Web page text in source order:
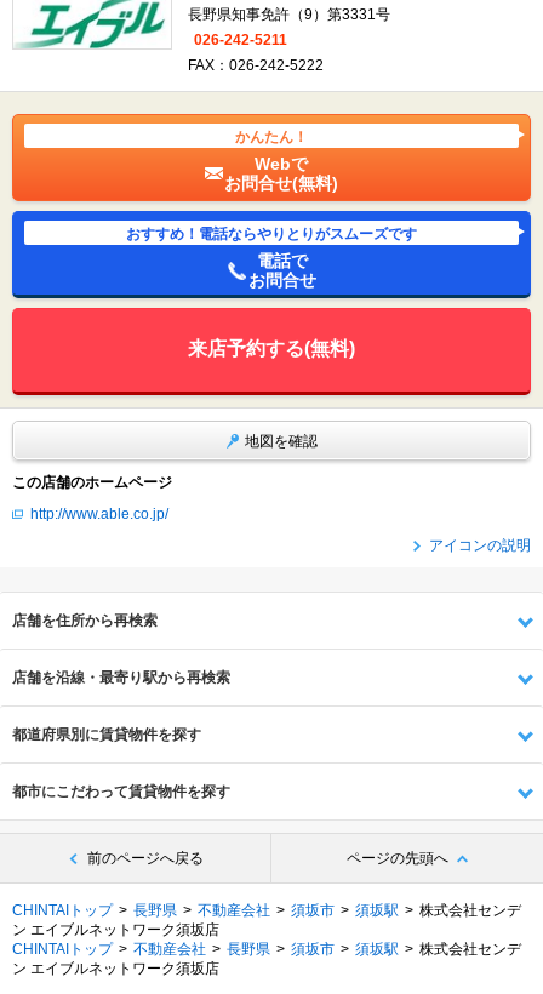
長野県知事免許（9）第3331号
026-242-5211
FAX：026-242-5222
かんたん！
Webで
お問合せ(無料)
おすすめ！電話ならやりとりがスムーズです
電話で
お問合せ
来店予約する(無料)
地図を確認
この店舗のホームページ
http://www.able.co.jp/
アイコンの説明
店舗を住所から再検索
店舗を沿線・最寄り駅から再検索
都道府県別に賃貸物件を探す
都市にこだわって賃貸物件を探す
前のページへ戻る ページの先頭へ
CHINTAIトップ 長野県 不動産会社 須坂市 須坂駅
株式会社センデ
ン エイブルネットワーク須坂店
CHINTAIトップ
不動産会社 長野県 須坂市 須坂駅
株式会社センデ
ン エイブルネットワーク須坂店